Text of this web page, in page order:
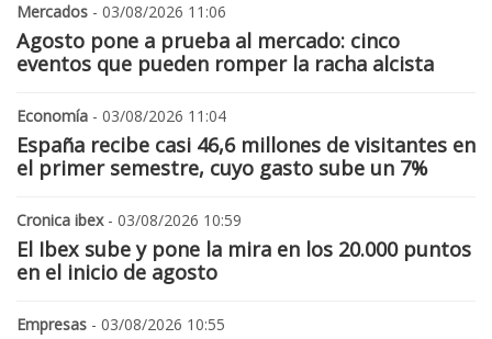
Mercados - 03/08/2026 11:06
Agosto pone a prueba al mercado: cinco
eventos que pueden romper la racha alcista
Economía - 03/08/2026 11:04
España recibe casi 46,6 millones de visitantes en
el primer semestre, cuyo gasto sube un 7%
Cronica ibex- 03/08/2026 10:59
El Ibex sube y pone la mira en los 20.000 puntos
en el inicio de agosto
Empresas - 03/08/2026 10:55